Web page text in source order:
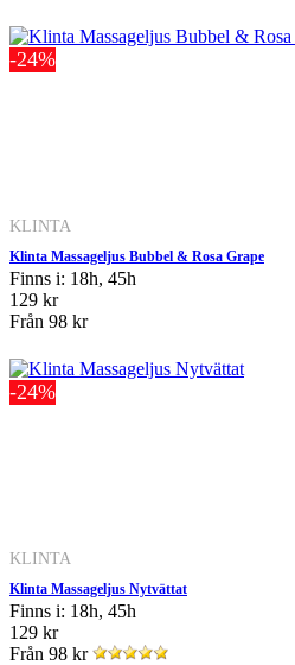
-24%
KLINTA
Klinta Massageljus Bubbel & Rosa Grape
Finns i: 18h, 45h
129 kr
Från 98 kr
-24%
KLINTA
Klinta Massageljus Nytvättat
Finns i: 18h, 45h
129 kr
Från 98 kr